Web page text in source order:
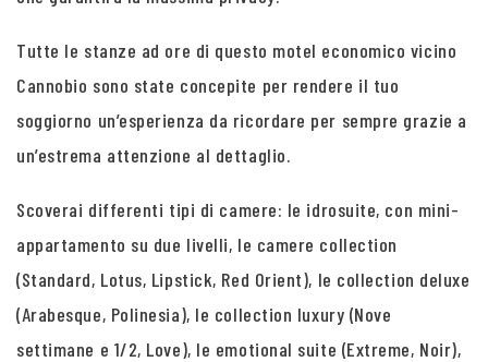
Tutte le stanze ad ore di questo motel economico vicino
Cannobio sono state concepite per rendere il tuo
soggiorno un’esperienza da ricordare per sempre grazie a
un’estrema attenzione al dettaglio.
Scoverai differenti tipi di camere: le idrosuite, con mini-
appartamento su due livelli, le camere collection
(Standard, Lotus, Lipstick, Red Orient), le collection deluxe
(Arabesque, Polinesia), le collection luxury (Nove
settimane e 1/2, Love), le emotional suite (Extreme, Noir),